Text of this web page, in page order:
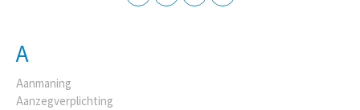
A
Aanmaning
Aanzegverplichting